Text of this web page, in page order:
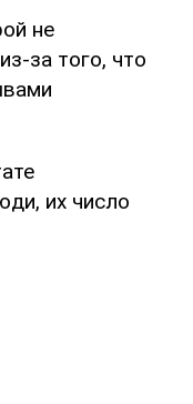
не
за того, что
их число